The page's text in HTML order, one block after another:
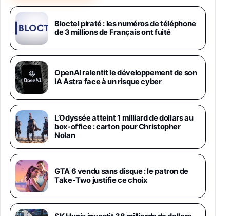
Samsung Galaxy Miracle Ultra, Smartphone
Android 5G avec Galaxy AI, 512 Go,
Chargeur Secteur Rapide 25W Inclus,
Smartphone déverrouillé, Noir, Version FR
1019€
Galaxy S26 Ultra 512 Go Bleu
1019€1399€Fnac (Vendeur Tiers)
Galaxy S26 Ultra 256 Go Violet
892€1199€Fnac (Vendeur Tiers)
Philips SHK2000BL - Casque Enfant - Bleu &
Répartiteur Audio 5 Casques, Blanc
24,94€ 29,96€Fnac (Vendeur Tiers)
Asus RT-AC59U Routeur sans Fil Double
Bande Gigabit (Serveur et Client VPN, Triple
Vlan, Mode Point d'accès et Bridge, contrôle
Bloctel piraté : les numéros de téléphone
de 3 millions de Français ont fuité
OpenAI ralentit le développement de son
IA Astra face à un risque cyber
L’Odyssée atteint 1 milliard de dollars au
box-office : carton pour Christopher
Nolan
GTA 6 vendu sans disque : le patron de
Take-Two justifie ce choix